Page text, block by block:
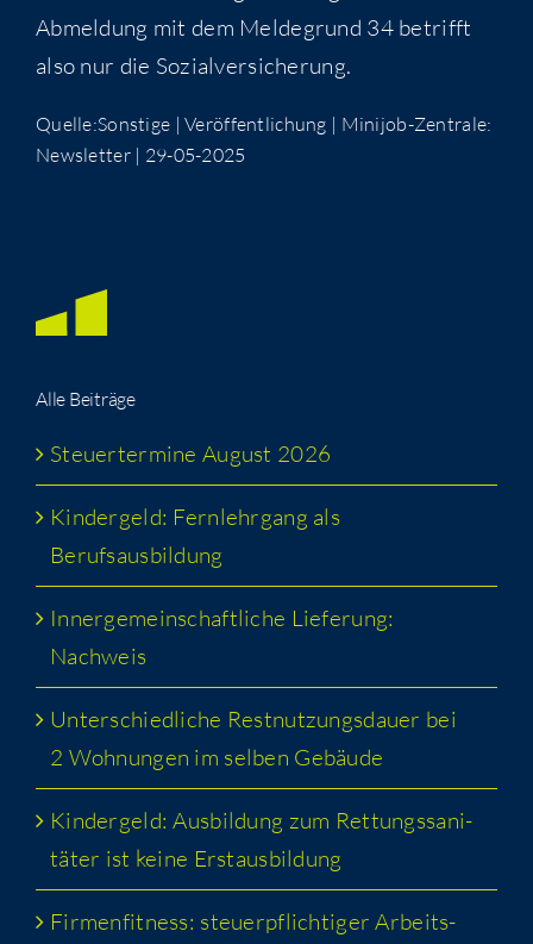
Abmel­dung mit dem Mel­de­grund 34 betrifft
also nur die Sozialversicherung.
Quelle:Sonstige | Ver­öf­fent­li­chung | Mini­job-Zen­tra­le:
News­let­ter | 29-05-2025
Alle Bei­trä­ge
Steu­er­ter­mi­ne August 2026
Kin­der­geld: Fern­lehr­gang als
Berufsausbildung
Inner­ge­mein­schaft­li­che Lie­fe­rung:
Nachweis
Unter­schied­li­che Rest­nut­zungs­dau­er bei
2 Woh­nun­gen im sel­ben Gebäude
Kin­der­geld: Aus­bil­dung zum Ret­tungs­sa­ni­
tä­ter ist kei­ne Erstausbildung
Fir­men­fit­ness: steu­er­pflich­ti­ger Arbeits­